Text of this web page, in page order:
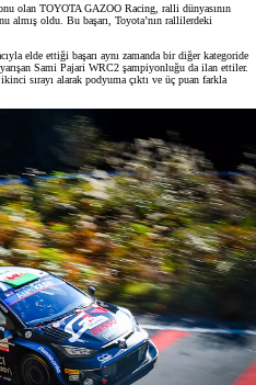
olan TOYOTA GAZOO Racing, ralli dünyasının
almış oldu. Bu başarı, Toyota’nın rallilerdeki
elde ettiği başarı aynı zamanda bir diğer kategoride
Sami Pajari WRC2 şampiyonluğu da ilan ettiler.
sırayı alarak podyuma çıktı ve üç puan farkla